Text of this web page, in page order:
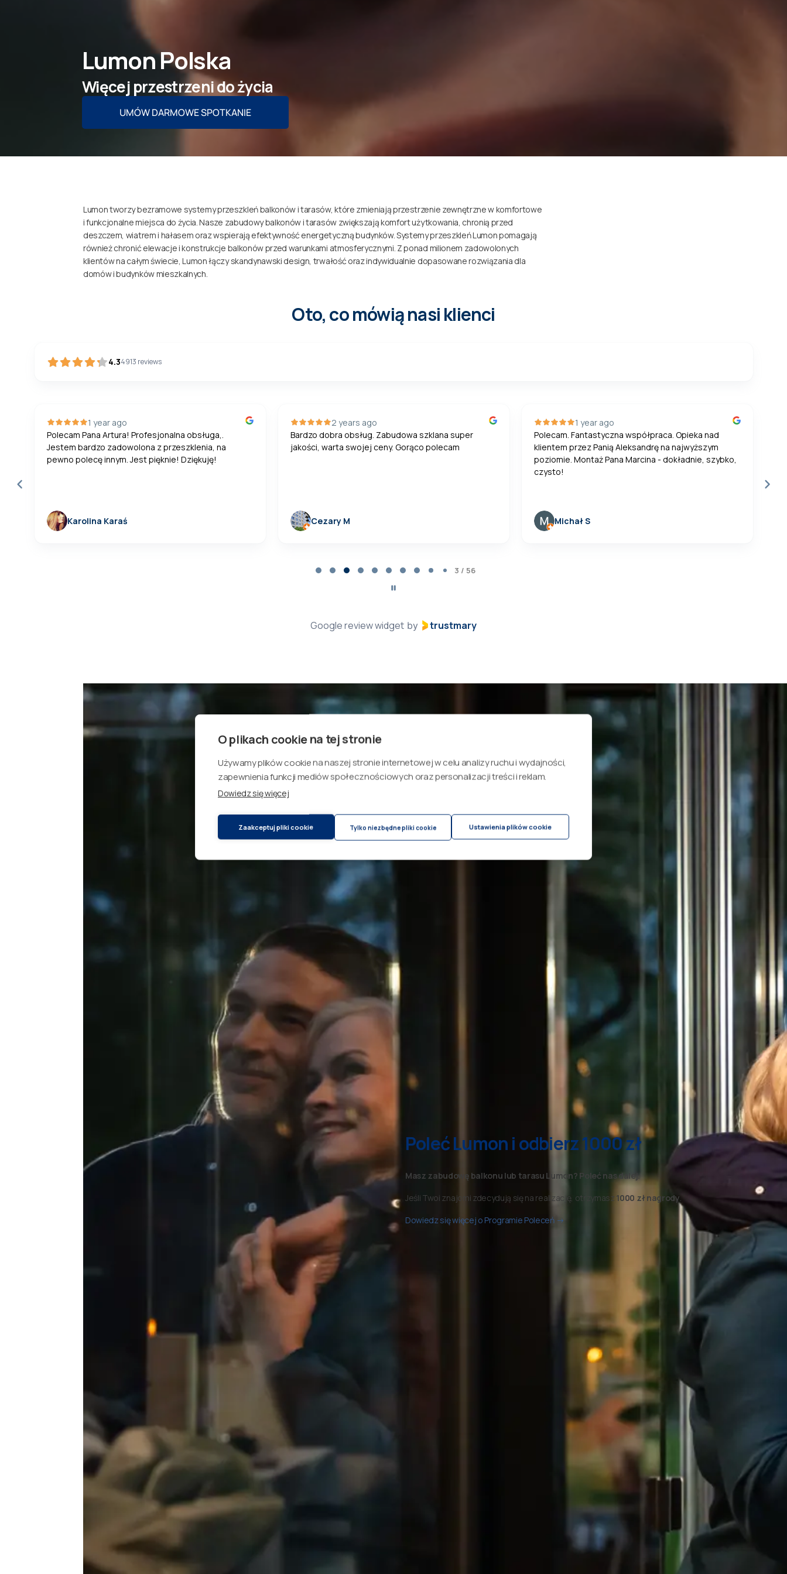
O plikach cookie na tej stronie
Używamy plików cookie na naszej stronie internetowej w celu analizy ruchu i wydajności,
zapewnienia funkcji mediów społecznościowych oraz personalizacji treści i reklam.
Dowiedz się więcej
Zaakceptuj pliki cookie Tylko niezbędne pliki cookie Ustawienia plików cookie
Lumon Polska
Więcej przestrzeni do życia
UMÓW DARMOWE SPOTKANIE
Lumon tworzy bezramowe systemy przeszkleń balkonów i tarasów, które zmieniają przestrzenie zewnętrzne w komfortowe
i funkcjonalne miejsca do życia. Nasze zabudowy balkonów i tarasów zwiększają komfort użytkowania, chronią przed
deszczem, wiatrem i hałasem oraz wspierają efektywność energetyczną budynków. Systemy przeszkleń Lumon pomagają
również chronić elewacje i konstrukcje balkonów przed warunkami atmosferycznymi. Z ponad milionem zadowolonych
klientów na całym świecie, Lumon łączy skandynawski design, trwałość oraz indywidualnie dopasowane rozwiązania dla
domów i budynków mieszkalnych.
Oto, co mówią nasi klienci
4.34913 reviews
1 year ago
Polecam Pana Artura! Profesjonalna obsługa,.
Jestem bardzo zadowolona z przeszklenia, na
pewno polecę innym. Jest pięknie! Dziękuję!
Karolina Karaś
2 years ago
Bardzo dobra obsług. Zabudowa szklana super
jakości, warta swojej ceny. Gorąco polecam
Cezary M
1 year ago
Polecam. Fantastyczna współpraca. Opieka nad
klientem przez Panią Aleksandrę na najwyższym
poziomie. Montaż Pana Marcina - dokładnie, szybko,
czysto!
Michał S
3 / 56
Google review widget by trustmary
Poleć Lumon i odbierz 1000 zł
Masz zabudowę balkonu lub tarasu Lumon? Poleć nas dalej.
Jeśli Twoi znajomi zdecydują się na realizację, otrzymasz 1000 zł nagrody.
Dowiedz się więcej o Programie Poleceń →